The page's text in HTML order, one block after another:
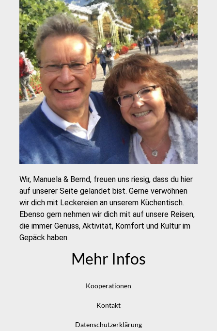
Wir, Manuela & Bernd, freuen uns riesig, dass du hier
auf unserer Seite gelandet bist. Gerne verwöhnen
wir dich mit Leckereien an unserem Küchentisch.
Ebenso gern nehmen wir dich mit auf unsere Reisen,
die immer Genuss, Aktivität, Komfort und Kultur im
Gepäck haben.
Mehr Infos
Kooperationen
Kontakt
Datenschutzerklärung